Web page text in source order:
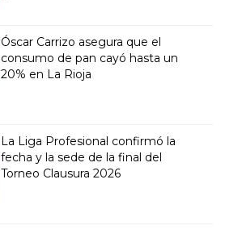
Óscar Carrizo asegura que el
consumo de pan cayó hasta un
20% en La Rioja
La Liga Profesional confirmó la
fecha y la sede de la final del
Torneo Clausura 2026